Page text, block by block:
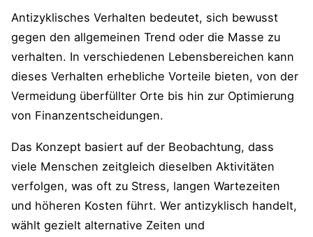
Antizyklisches Verhalten bedeutet, sich bewusst
gegen den allgemeinen Trend oder die Masse zu
verhalten. In verschiedenen Lebensbereichen kann
dieses Verhalten erhebliche Vorteile bieten, von der
Vermeidung überfüllter Orte bis hin zur Optimierung
von Finanzentscheidungen.
Das Konzept basiert auf der Beobachtung, dass
viele Menschen zeitgleich dieselben Aktivitäten
verfolgen, was oft zu Stress, langen Wartezeiten
und höheren Kosten führt. Wer antizyklisch handelt,
wählt gezielt alternative Zeiten und